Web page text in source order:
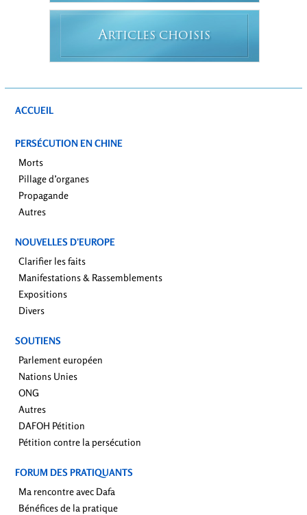
ARTICLES CHOISIS
ACCUEIL
PERSÉCUTION EN CHINE
Morts
Pillage d’organes
Propagande
Autres
NOUVELLES D’EUROPE
Clarifier les faits
Manifestations & Rassemblements
Expositions
Divers
SOUTIENS
Parlement européen
Nations Unies
ONG
Autres
DAFOH Pétition
Pétition contre la persécution
FORUM DES PRATIQUANTS
Ma rencontre avec Dafa
Bénéfices de la pratique